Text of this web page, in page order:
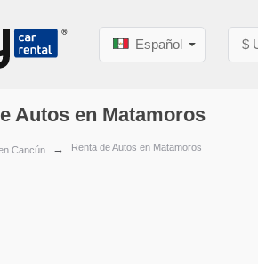
Español $
Autos en Matamoros
Cancún Renta de Autos en Matamoros